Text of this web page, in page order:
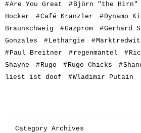
#Are You Great #Björn "the Hirn"
Hocker
#Café Kranzler #Dynamo
Braunschweig
#Gazprom #Gerhard
Gonzales
#Lethargie #
#Paul Breitner #regenmantel #
Shayne
#Rugo #Rugo-Chicks #
liest ist doof
#Wladimir Putain
Category Archives